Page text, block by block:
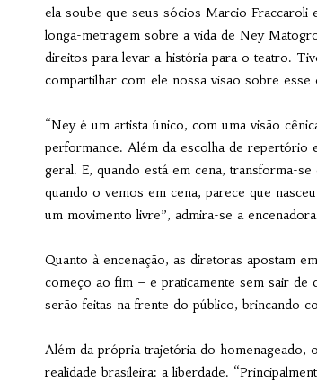
ela soube que seus sócios Marcio Fraccaroli
longa-metragem sobre a vida de Ney
direitos para levar a história para o teatro.
compartilhar com ele nossa visão sobre esse
“Ney é um artista único, com uma visão
performance. Além da escolha de repertório
geral. E, quando está em cena, transforma-
quando o vemos em cena, parece que
um movimento livre”, admira-se a
Quanto à encenação, as diretoras apostam
começo ao fim – e praticamente sem sair de
serão feitas na frente do público, brincando
Além da própria trajetória do homenageado,
realidade brasileira: a liberdade.